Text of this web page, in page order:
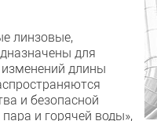
линзовые,
для
длины
и безопасной
и горячей воды»,